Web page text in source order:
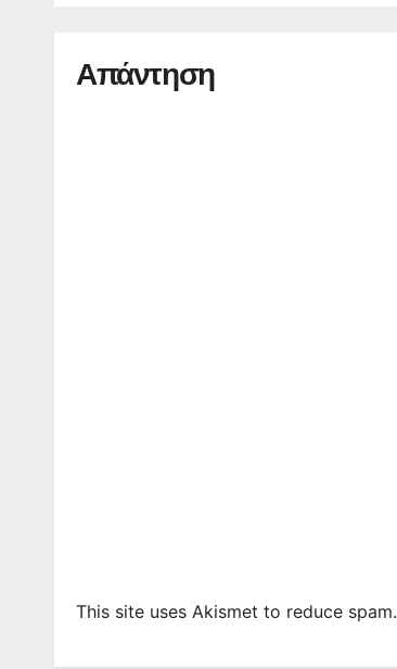
Απάντηση
This site uses Akismet to reduce spam.